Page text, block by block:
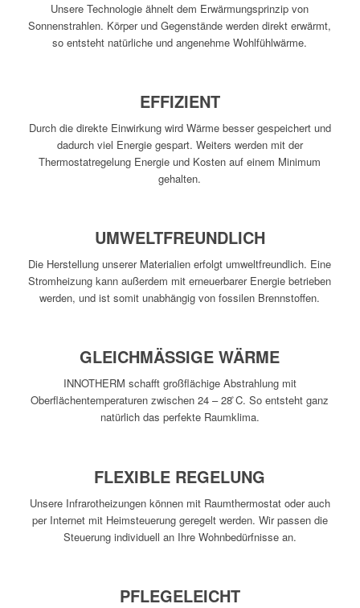
Unsere Technologie ähnelt dem Erwärmungsprinzip von
Sonnenstrahlen. Körper und Gegenstände werden direkt erwärmt,
so entsteht natürliche und angenehme Wohlfühlwärme.
EFFIZIENT
Durch die direkte Einwirkung wird Wärme besser gespeichert und
dadurch viel Energie gespart. Weiters werden mit der
Thermostatregelung Energie und Kosten auf einem Minimum
gehalten.
UMWELTFREUNDLICH
Die Herstellung unserer Materialien erfolgt umweltfreundlich. Eine
Stromheizung kann außerdem mit erneuerbarer Energie betrieben
werden, und ist somit unabhängig von fossilen Brennstoffen.
GLEICHMÄSSIGE WÄRME
INNOTHERM schafft großflächige Abstrahlung mit
Oberflächentemperaturen zwischen 24 – 28 ̊C. So entsteht ganz
natürlich das perfekte Raumklima.
FLEXIBLE REGELUNG
Unsere Infrarotheizungen können mit Raumthermostat oder auch
per Internet mit Heimsteuerung geregelt werden. Wir passen die
Steuerung individuell an Ihre Wohnbedürfnisse an.
PFLEGELEICHT